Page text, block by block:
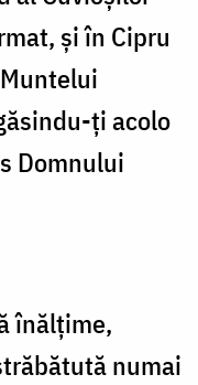
și în Cipru
ți acolo
Domnului
înălțime,
numai